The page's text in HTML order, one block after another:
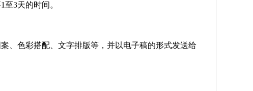
3天的时间。
、色彩搭配、文字排版等，并以电子稿的形式发送给